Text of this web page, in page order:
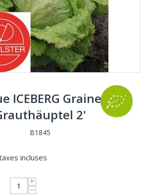
ICEBERG Graines
2'
B1845
incluses
+
−